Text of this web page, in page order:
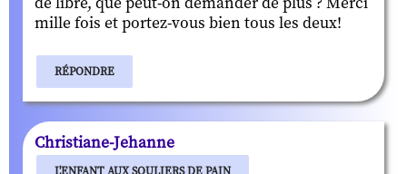
mille fois et portez-vous bien tous les deux!
RÉPONDRE
Christiane-Jehanne